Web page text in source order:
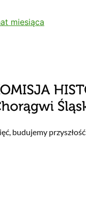
miesiąca
budujemy przyszłość